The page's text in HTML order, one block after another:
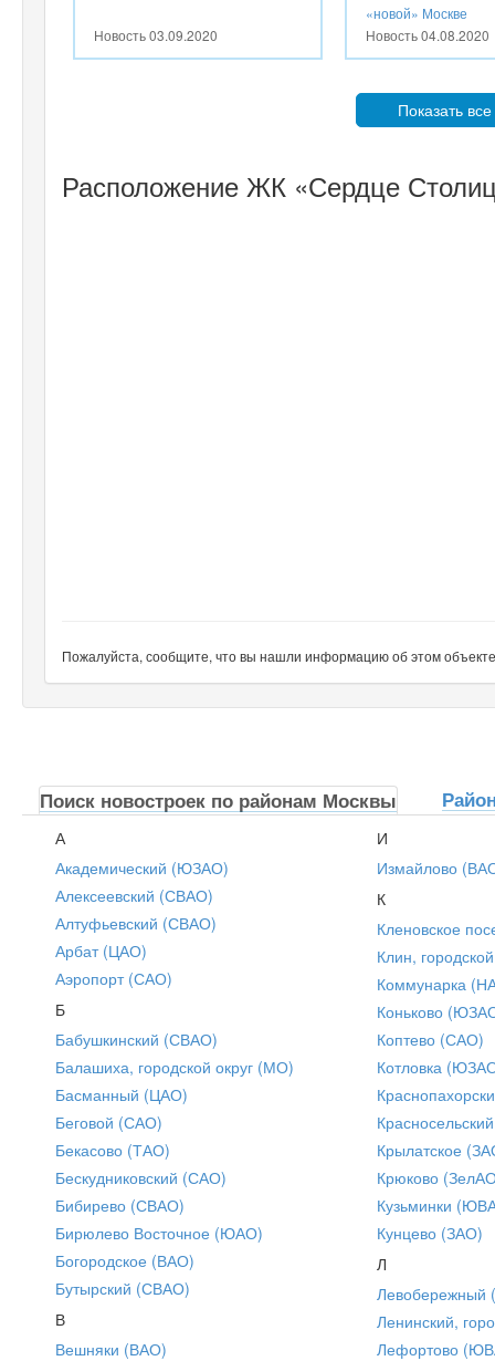
Новость03.09.2020
«новой» Москве
Новость04.08.2020
Показать
Расположение ЖК «Сердце
Пожалуйста, сообщите, что вы нашли информацию об этом
Поиск новостроек по районам Москвы
А
Академический (ЮЗАО)
Алексеевский (СВАО)
Алтуфьевский (СВАО)
Арбат (ЦАО)
Аэропорт (САО)
Б
Бабушкинский (СВАО)
Балашиха, городской округ (МО)
Басманный (ЦАО)
Беговой (САО)
Бекасово (ТАО)
Бескудниковский (САО)
Бибирево (СВАО)
Бирюлево Восточное (ЮАО)
Богородское (ВАО)
Бутырский (СВАО)
В
Вешняки (ВАО)
И
Измайлово
К
Кленовское
Клин,
Коммунарка
Коньково
Коптево (САО)
Котловка
Крылатское
Крюково
Кузьминки
Кунцево (ЗАО)
Л
Ленинский,
Лефортово